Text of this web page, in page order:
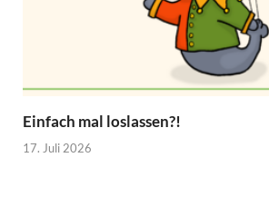
Einfach mal loslassen?!
17. Juli 2026